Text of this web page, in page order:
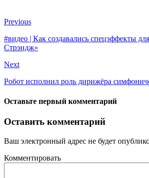
Previous
#видео | Как создавались спецэффекты
Стрэндж»
Next
Робот исполнил роль дирижёра
Оставьте первый комментарий
Оставить комментарий
Ваш электронный адрес не будет
Комментировать